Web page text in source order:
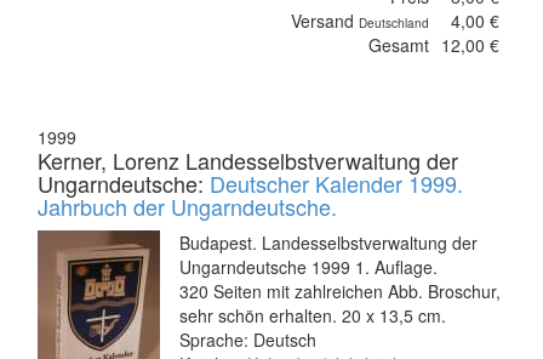
Versand Deutschland
4,00 €
Gesamt 12,00 €
1999
Kerner, Lorenz Landesselbstverwaltung der
Ungarndeutsche: Deutscher Kalender 1999.
Jahrbuch der Ungarndeutsche.
Budapest. Landesselbstverwaltung der
Ungarndeutsche 1999 1. Auflage.
320 Seiten mit zahlreichen Abb. Broschur,
sehr schön erhalten. 20 x 13,5 cm.
Sprache: Deutsch